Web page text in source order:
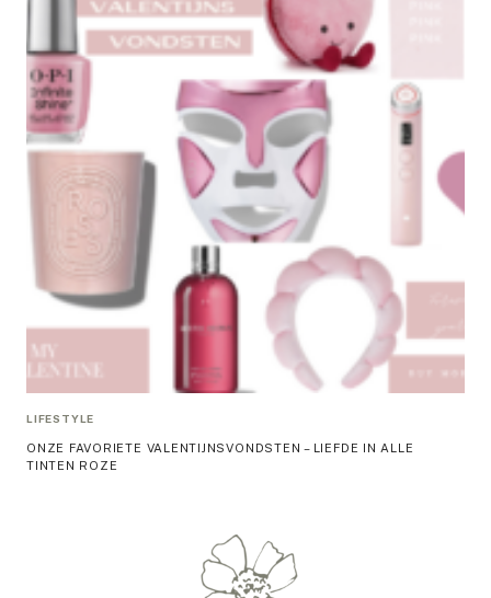
LIFESTYLE
ONZE FAVORIETE VALENTIJNSVONDSTEN – LIEFDE IN ALLE
TINTEN ROZE